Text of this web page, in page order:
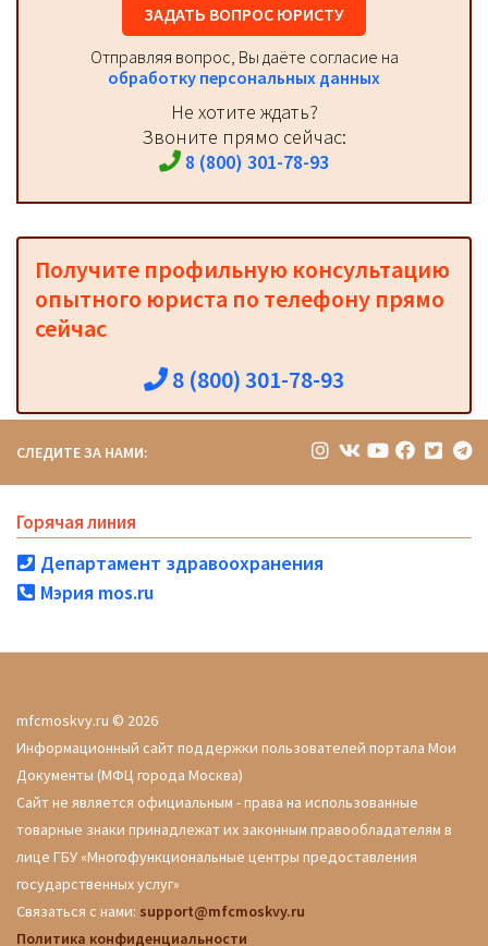
ЗАДАТЬ ВОПРОС ЮРИСТУ
Отправляя вопрос, Вы даёте согласие на
обработку персональных данных
Не хотите ждать?
Звоните прямо сейчас:
8 (800) 301-78-93
Получите профильную консультацию
опытного юриста по телефону прямо
сейчас
8 (800) 301-78-93
СЛЕДИТЕ ЗА НАМИ:
Горячая линия
Департамент здравоохранения
Мэрия mos.ru
mfcmoskvy.ru © 2026
Информационный сайт поддержки пользователей портала Мои
Документы (МФЦ города Москва)
Сайт не является официальным - права на использованные
товарные знаки принадлежат их законным правообладателям в
лице ГБУ «Многофункциональные центры предоставления
государственных услуг»
Связаться с нами: support@mfcmoskvy.ru
Политика конфиденциальности